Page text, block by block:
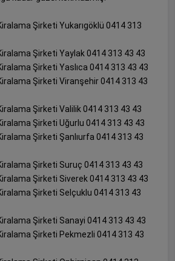
Şirketi Yukarıgöklü 0414 313
Şirketi Yaylak 0414 313 43 43
Şirketi Yaslıca 0414 313 43 43
Şirketi Viranşehir 0414 313 43
Şirketi Valilik 0414 313 43 43
Şirketi Uğurlu 0414 313 43 43
Şirketi Şanlıurfa 0414 313 43
Şirketi Suruç 0414 313 43 43
Şirketi Siverek 0414 313 43 43
Şirketi Selçuklu 0414 313 43
Şirketi Sanayi 0414 313 43 43
Şirketi Pekmezli 0414 313 43